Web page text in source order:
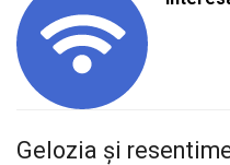
Gelozia și